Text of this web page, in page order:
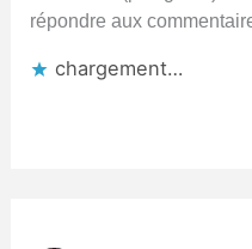
répondre aux
chargement…